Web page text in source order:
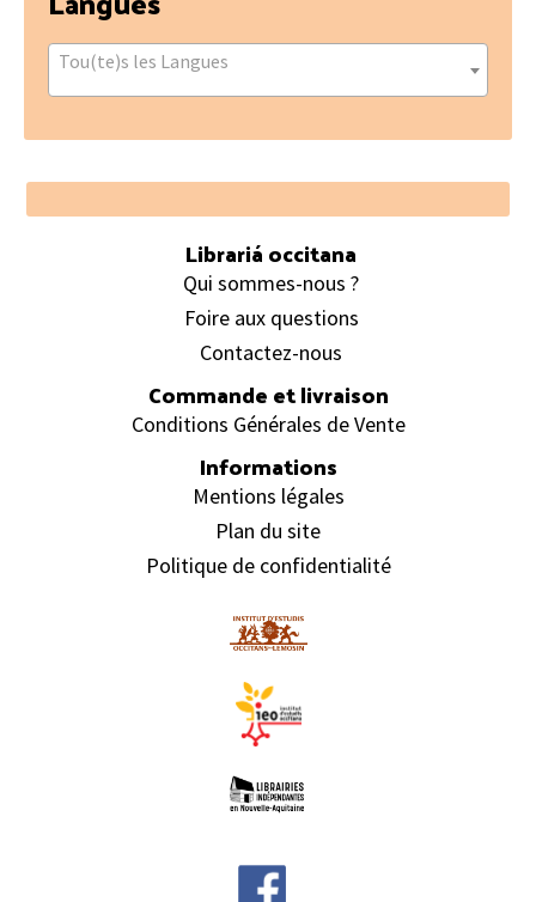
Tou(te)s les Langues
Footer
Librariá occitana
Qui sommes-nous ?
Foire aux questions
Contactez-nous
Commande et livraison
Conditions Générales de Vente
Informations
Mentions légales
Plan du site
Politique de confidentialité